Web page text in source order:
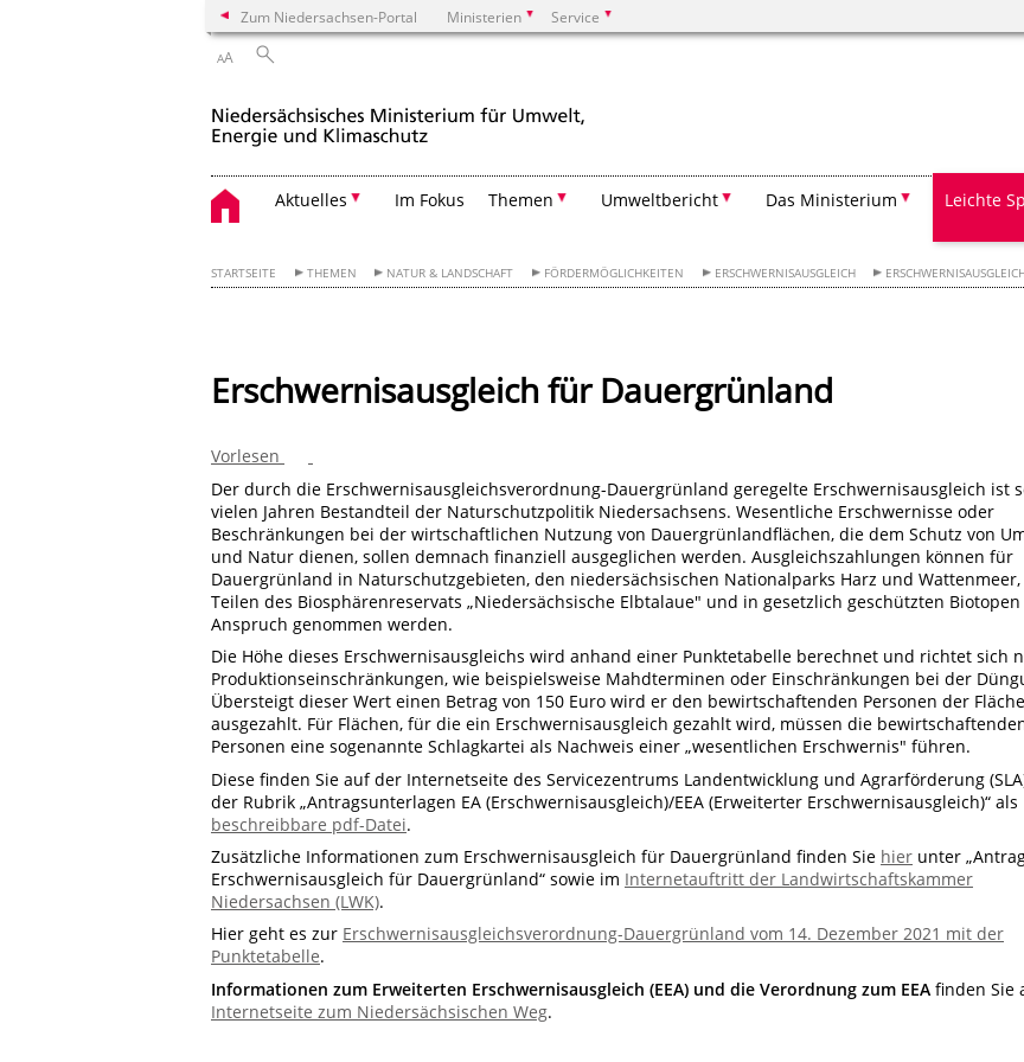
Zum Niedersachsen-Portal Ministerien Service
AA
Aktuelles Im Fokus Themen Umweltbericht Das Ministerium Leichte
STARTSEITE THEMEN NATUR & LANDSCHAFT FÖRDERMÖGLICHKEITEN ERSCHWERNISAUSGLEICH
Erschwernisausgleich für Dauergrünland
Vorlesen
Der durch die Erschwernisausgleichsverordnung-Dauergrünland geregelte Erschwernisausgleich ist
vielen Jahren Bestandteil der Naturschutzpolitik Niedersachsens. Wesentliche Erschwernisse oder
Beschränkungen bei der wirtschaftlichen Nutzung von Dauergrünlandflächen, die dem Schutz von
und Natur dienen, sollen demnach finanziell ausgeglichen werden. Ausgleichszahlungen können für
Dauergrünland in Naturschutzgebieten, den niedersächsischen Nationalparks Harz und
Teilen des Biosphärenreservats „Niedersächsische Elbtalaue" und in gesetzlich geschützten
Anspruch genommen werden.
Die Höhe dieses Erschwernisausgleichs wird anhand einer Punktetabelle berechnet und richtet sich
Produktionseinschränkungen, wie beispielsweise Mahdterminen oder Einschränkungen bei der
Übersteigt dieser Wert einen Betrag von 150 Euro wird er den bewirtschaftenden Personen der
ausgezahlt. Für Flächen, für die ein Erschwernisausgleich gezahlt wird, müssen die
Personen eine sogenannte Schlagkartei als Nachweis einer „wesentlichen Erschwernis" führen.
Diese finden Sie auf der Internetseite des Servicezentrums Landentwicklung und Agrarförderung
der Rubrik „Antragsunterlagen EA (Erschwernisausgleich)/EEA (Erweiterter Erschwernisausgleich)“ als
beschreibbare pdf-Datei.
Zusätzliche Informationen zum Erschwernisausgleich für Dauergrünland finden Sie hier unter
Erschwernisausgleich für Dauergrünland“ sowie im Internetauftritt der Landwirtschaftskammer
Niedersachsen (LWK).
Hier geht es zur Erschwernisausgleichsverordnung-Dauergrünland vom 14. Dezember 2021 mit der
Punktetabelle.
Informationen zum Erweiterten Erschwernisausgleich (EEA) und die Verordnung zum EEA finden Sie
Internetseite zum Niedersächsischen Weg.